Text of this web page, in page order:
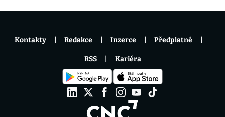
Kontakty Redakce Inzerce Předplatné
RSS Kariéra